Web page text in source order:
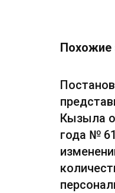
Похожие
Кызыла
года №